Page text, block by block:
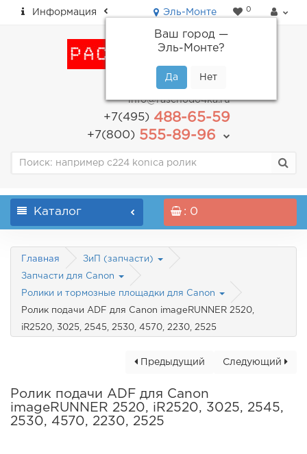
Информация Эль-Монте
Ваш город —
Эль-Монте?
0
пн-пт: с 9.00 до 18.00
info@raschodo4ka.ru
+7(495)488-65-59
+7(800)555-89-96
Каталог : 0
Главная ЗиП (запчасти)
Запчасти для Canon
Ролики и тормозные площадки для Canon
Ролик подачи ADF для Canon imageRUNNER 2520,
iR2520, 3025, 2545, 2530, 4570, 2230, 2525
Следующий
Предыдущий
Ролик подачи ADF для Canon
imageRUNNER 2520, iR2520, 3025, 2545,
2530, 4570, 2230, 2525